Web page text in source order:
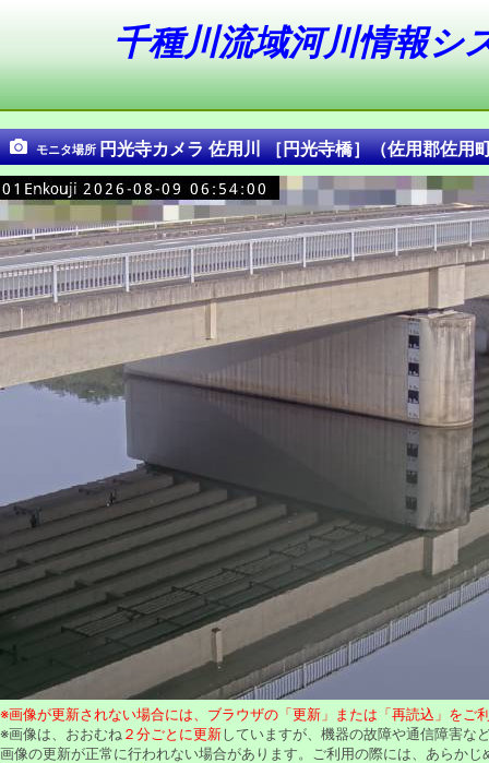
千種川流域河川情報シ
モニタ場所円光寺カメラ 佐用川 ［円光寺橋］（佐用郡佐用
※画像が更新されない場合には、ブラウザの「更新」または「再読込」をご
※画像は、おおむね ２分ごとに更新していますが、機器の故障や通信障害な
画像の更新が正常に行われない場合があります。ご利用の際には、あらかじ